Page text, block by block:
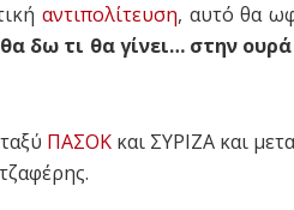
αντιπολίτευση, αυτό θα
θα δω τι θα γίνει… στην
ΠΑΣΟΚ και ΣΥΡΙΖΑ και